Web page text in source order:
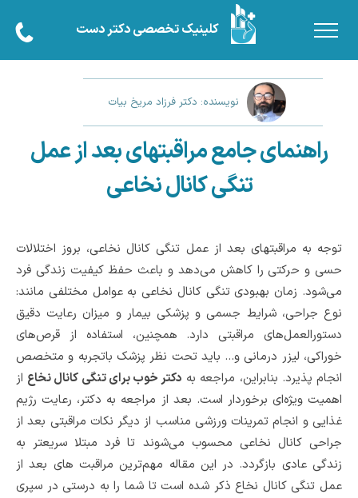
کلینیک تخصصی دکتر دست
نویسنده: دکتر فرزاد مریخ بیات
راهنمای جامع مراقبتهای بعد از عمل
تنگی کانال نخاعی
توجه به مراقبتهای بعد از عمل تنگی کانال نخاعی، بروز اختلالات
حسی و حرکتی را کاهش می‌دهد و باعث حفظ کیفیت زندگی فرد
می‌شود. زمان بهبودی تنگی کانال نخاعی به عوامل مختلفی مانند:
نوع جراحی، شرایط جسمی و پزشکی بیمار و میزان رعایت دقیق
دستورالعمل‌های مراقبتی دارد. همچنین، استفاده از قرص‌های
خوراکی، لیزر درمانی و... باید تحت نظر پزشک باتجربه و متخصص
انجام پذیرد. بنابراین، مراجعه به دکتر خوب برای تنگی کانال نخاع از
اهمیت ویژ‌ه‌ای برخوردار است. بعد از مراجعه به دکتر، رعایت رژیم
غذایی و انجام تمرینات ورزشی مناسب از دیگر نکات مراقبتی بعد از
جراحی کانال نخاعی محسوب می‌شوند تا فرد مبتلا سریعتر به
زندگی عادی بازگردد. در این مقاله مهم‌ترین مراقبت های بعد از
عمل تنگی کانال نخاع ذکر شده است تا شما را به درستی در سپری